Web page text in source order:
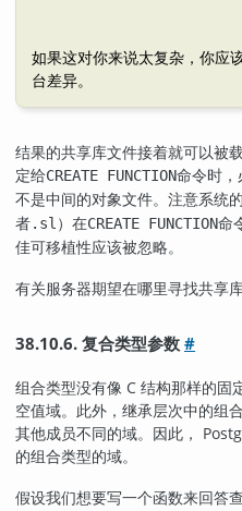
如果这对你来说太复杂，你应
台差异。
结果的共享库文件接着就可以被
定给CREATE FUNCTION命令时
不是中间的对象文件。注意系统
者.sl）在CREATE FUNCTION命
佳可移植性应该被忽略。
有关服务器期望在哪里寻找共享
38.10.6. 复合类型参数#
组合类型没有像 C 结构那样的固
空值域。此外，继承层次中的组
其他成员不同的域。因此，
的组合类型的域。
假设我们想要写一个函数来回答